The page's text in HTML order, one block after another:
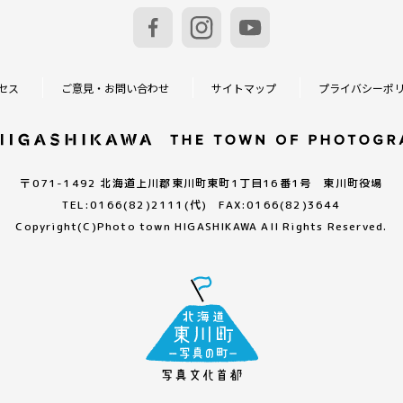
ス ご意見・お問い合わせ サイトマップ プライバシーポ
〒071-1492 北海道上川郡東川町東町1丁目16番1号 東川町役場
TEL:0166(82)2111(代) FAX:0166(82)3644
Copyright(C)Photo town HIGASHIKAWA All Rights Reserved.